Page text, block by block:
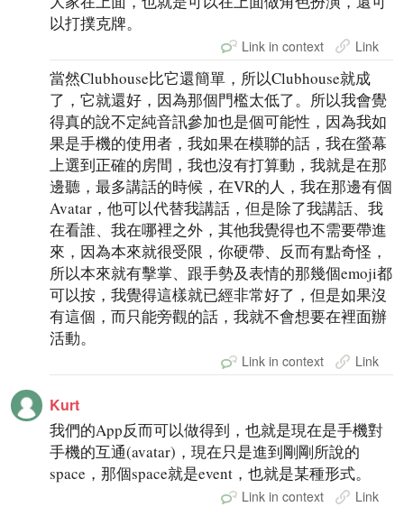
以打撲克牌。
Link in context Link
當然Clubhouse比它還簡單，所以Clubhouse就成
了，它就還好，因為那個門檻太低了。所以我會覺
得真的說不定純音訊參加也是個可能性，因為我如
果是手機的使用者，我如果在模聯的話，我在螢幕
上選到正確的房間，我也沒有打算動，我就是在那
邊聽，最多講話的時候，在VR的人，我在那邊有個
Avatar，他可以代替我講話，但是除了我講話、我
在看誰、我在哪裡之外，其他我覺得也不需要帶進
來，因為本來就很受限，你硬帶、反而有點奇怪，
所以本來就有擊掌、跟手勢及表情的那幾個emoji都
可以按，我覺得這樣就已經非常好了，但是如果沒
有這個，而只能旁觀的話，我就不會想要在裡面辦
活動。
Link in context Link
Kurt
我們的App反而可以做得到，也就是現在是手機對
手機的互通(avatar)，現在只是進到剛剛所說的
space，那個space就是event，也就是某種形式。
Link in context Link